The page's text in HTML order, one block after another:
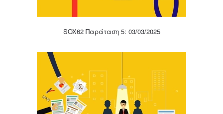
SOX62 Παράταση 5: 03/03/2025